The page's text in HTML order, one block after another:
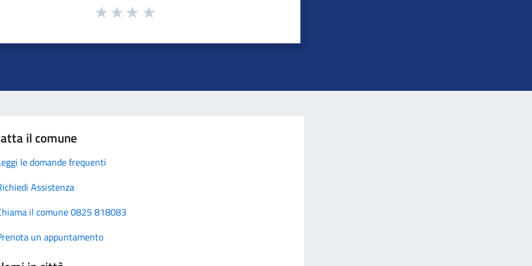
il comune
le domande frequenti
Assistenza
il comune 0825 818083
un appuntamento